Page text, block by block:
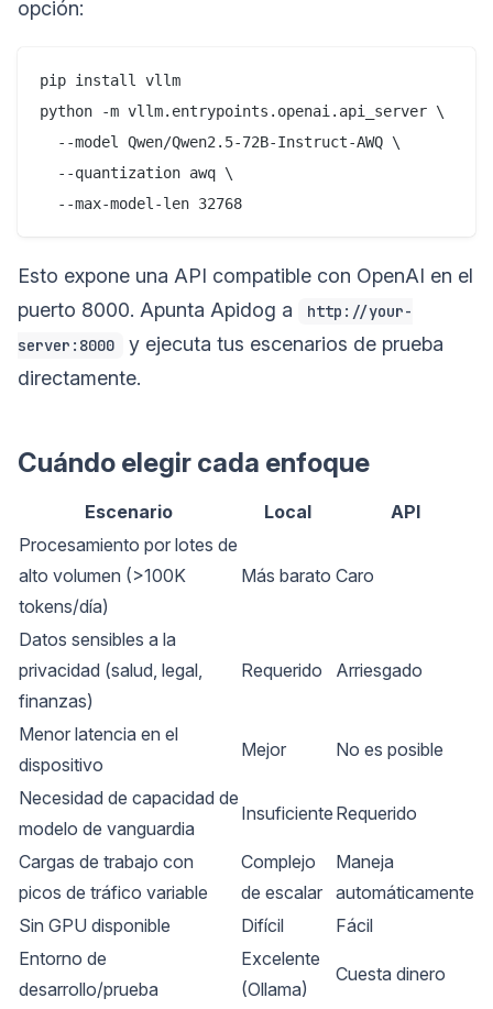
opción:
pip install vllm
python -m vllm.entrypoints.openai.api_server \
  --model Qwen/Qwen2.5-72B-Instruct-AWQ \
  --quantization awq \
Esto expone una API compatible con OpenAI en el
puerto 8000. Apunta Apidog a
http://your-
server:8000
y ejecuta tus escenarios de prueba
directamente.
Cuándo elegir cada enfoque
Escenario Local
API
Procesamiento por lotes de
alto volumen (>100K
tokens/día)
Más barato Caro
Datos sensibles a la
privacidad (salud, legal,
finanzas)
Requerido Arriesgado
Menor latencia en el
dispositivo
Mejor No es posible
Necesidad de capacidad de
modelo de vanguardia
Insuficiente Requerido
Cargas de trabajo con
picos de tráfico variable
Complejo
de escalar
Maneja
automáticamente
Sin GPU disponible
Difícil
Fácil
Entorno de
desarrollo/prueba
Excelente
(Ollama)
Cuesta dinero